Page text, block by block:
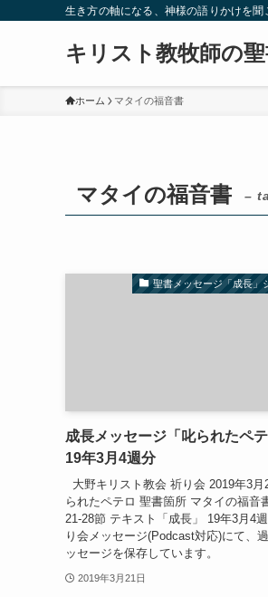
生き方の軸になる、神様の語りかけを聞
キリスト教牧師の
ホーム マタイの福音書
マタイの福音書 –
聖書メッセージ「成長」
成長メッセージ「叱られたペテ
19年3月4週分
大野キリスト教会 祈り会 2019年3月
られたペテロ 聖書箇所 マタイの福音
21-28節 テキスト「成長」 19年3月4
り会メッセージ(Podcast対応)にて、
ッセージを保存しています。
2019年3月21日